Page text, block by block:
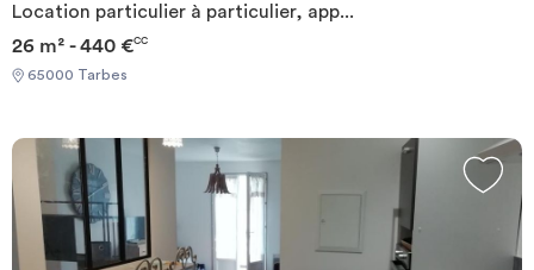
Location particulier à particulier, app...
26 m² - 440 €CC
65000 Tarbes